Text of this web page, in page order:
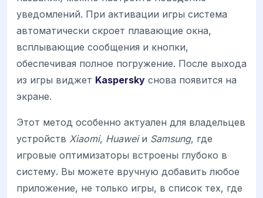
уведомлений. При активации игры система
автоматически скроет плавающие окна,
всплывающие сообщения и кнопки,
обеспечивая полное погружение. После выхода
из игры виджет Kaspersky снова появится на
экране.
Этот метод особенно актуален для владельцев
устройств Xiaomi, Huaweiи Samsung, где
игровые оптимизаторы встроены глубоко в
систему. Вы можете вручную добавить любое
приложение, не только игры, в список тех, где